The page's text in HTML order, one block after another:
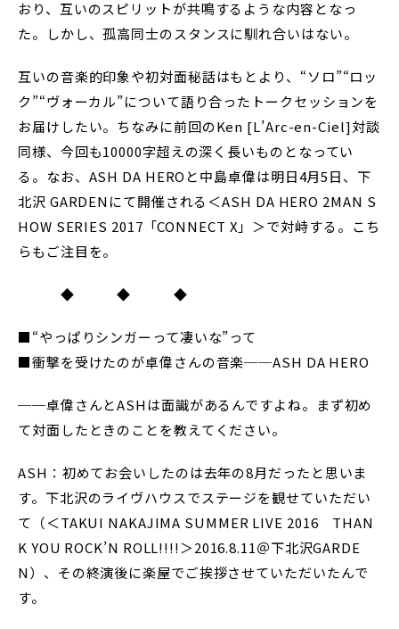
おり、互いのスピリットが共鳴するような内容となっ
た。しかし、孤高同士のスタンスに馴れ合いはない。
互いの音楽的印象や初対面秘話はもとより、“ソロ”“ロッ
ク”“ヴォーカル”について語り合ったトークセッションを
お届けしたい。ちなみに前回のKen [L’Arc-en-Ciel]対談
同様、今回も10000字超えの深く長いものとなってい
る。なお、ASH DA HEROと中島卓偉は明日4月5日、下
北沢 GARDENにて開催される＜ASH DA HERO 2MAN S
HOW SERIES 2017「CONNECT X」＞で対峙する。こち
らもご注目を。
◆ ◆ ◆
■“やっぱりシンガーって凄いな”って
■衝撃を受けたのが卓偉さんの音楽──ASH DA HERO
──卓偉さんとASHは面識があるんですよね。まず初め
て対面したときのことを教えてください。
ASH：初めてお会いしたのは去年の8月だったと思いま
す。下北沢のライヴハウスでステージを観せていただい
て（＜TAKUI NAKAJIMA SUMMER LIVE 2016 THAN
K YOU ROCK’N ROLL!!!!＞2016.8.11＠下北沢GARDE
N）、その終演後に楽屋でご挨拶させていただいたんで
す。